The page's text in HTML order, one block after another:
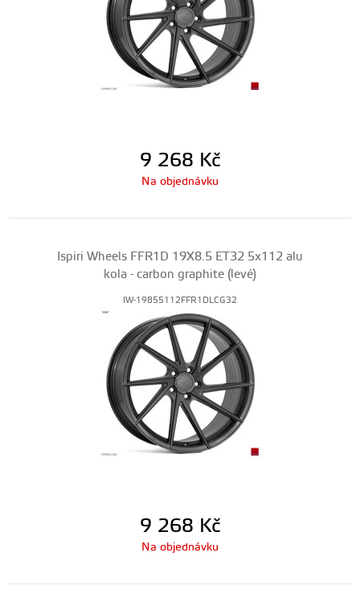
9 268 Kč
Na objednávku
Ispiri Wheels FFR1D 19X8.5 ET32 5x112 alu
kola - carbon graphite (levé)
IW-19855112FFR1DLCG32
9 268 Kč
Na objednávku